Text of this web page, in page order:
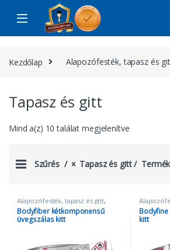
Skip to navigation
Skip to content
Kezdőlap Alapozófesték, tapasz és
Tapasz és gitt
Mind a(z) 10 találat megjelenítve
Szűrés Tapasz és gitt
Alapozófesték, tapasz és gitt,
Autóápolás ,Tapasz és gitt
Bodyfiber kétkomponensű
üvegszálas kitt
kitt